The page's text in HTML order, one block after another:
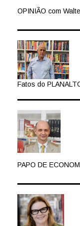
OPINIÃO com
Fatos do
PAPO DE